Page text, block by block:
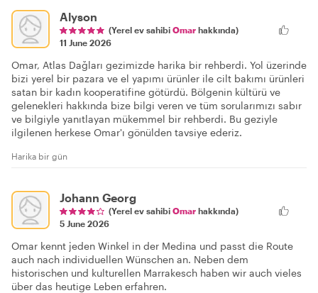
Alyson
(Yerel ev sahibi Omar hakkında)
11 June 2026
Omar, Atlas Dağları gezimizde harika bir rehberdi. Yol üzerinde
bizi yerel bir pazara ve el yapımı ürünler ile cilt bakımı ürünleri
satan bir kadın kooperatifine götürdü. Bölgenin kültürü ve
gelenekleri hakkında bize bilgi veren ve tüm sorularımızı sabır
ve bilgiyle yanıtlayan mükemmel bir rehberdi. Bu geziyle
ilgilenen herkese Omar'ı gönülden tavsiye ederiz.
Harika bir gün
Johann Georg
(Yerel ev sahibi Omar hakkında)
5 June 2026
Omar kennt jeden Winkel in der Medina und passt die Route
auch nach individuellen Wünschen an. Neben dem
historischen und kulturellen Marrakesch haben wir auch vieles
über das heutige Leben erfahren.